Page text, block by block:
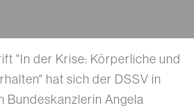
"In der Krise: Körperliche und
hat sich der DSSV in
Bundeskanzlerin Angela